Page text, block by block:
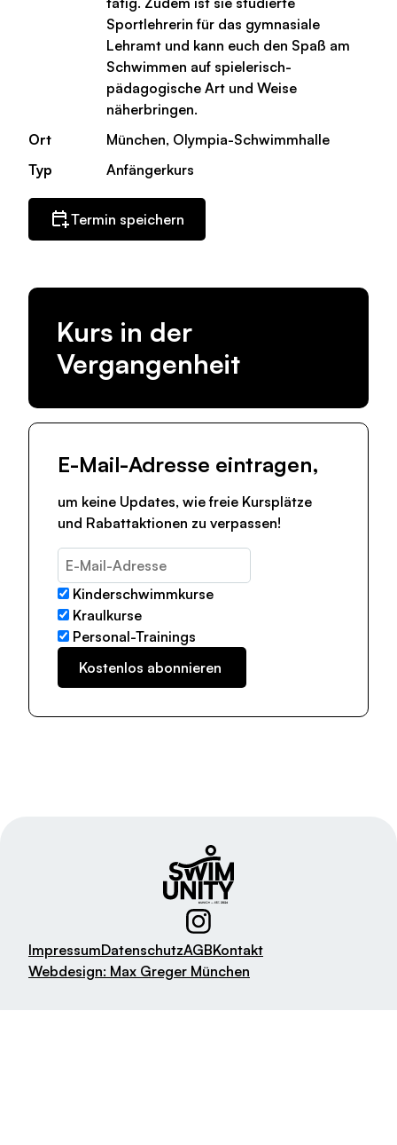
Sportlehrerin für das gymnasiale
Lehramt und kann euch den Spaß am
Schwimmen auf spielerisch-
pädagogische Art und Weise
näherbringen.
Ort
München, Olympia-Schwimmhalle
Typ
Anfängerkurs
Termin speichern
Kurs in der
Vergangenheit
E-Mail-Adresse eintragen,
um keine Updates, wie freie Kursplätze
und Rabattaktionen zu verpassen!
Kinderschwimmkurse
Kraulkurse
Personal-Trainings
ImpressumDatenschutzAGBKontakt
Webdesign: Max Greger München